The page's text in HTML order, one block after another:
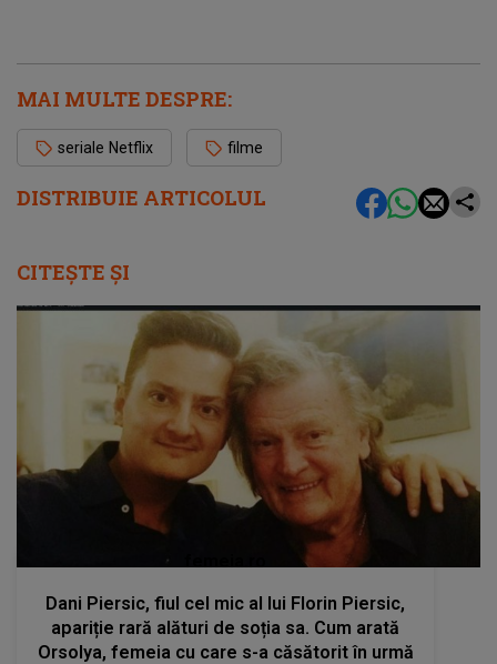
DISTRIBUIE ARTICOLUL
MAI MULTE DESPRE:
seriale Netflix filme
CITEȘTE ȘI
Dani Piersic, fiul cel mic al lui Florin Piersic,
apariție rară alături de soția sa. Cum arată
Orsolya, femeia cu care s-a căsătorit în urmă